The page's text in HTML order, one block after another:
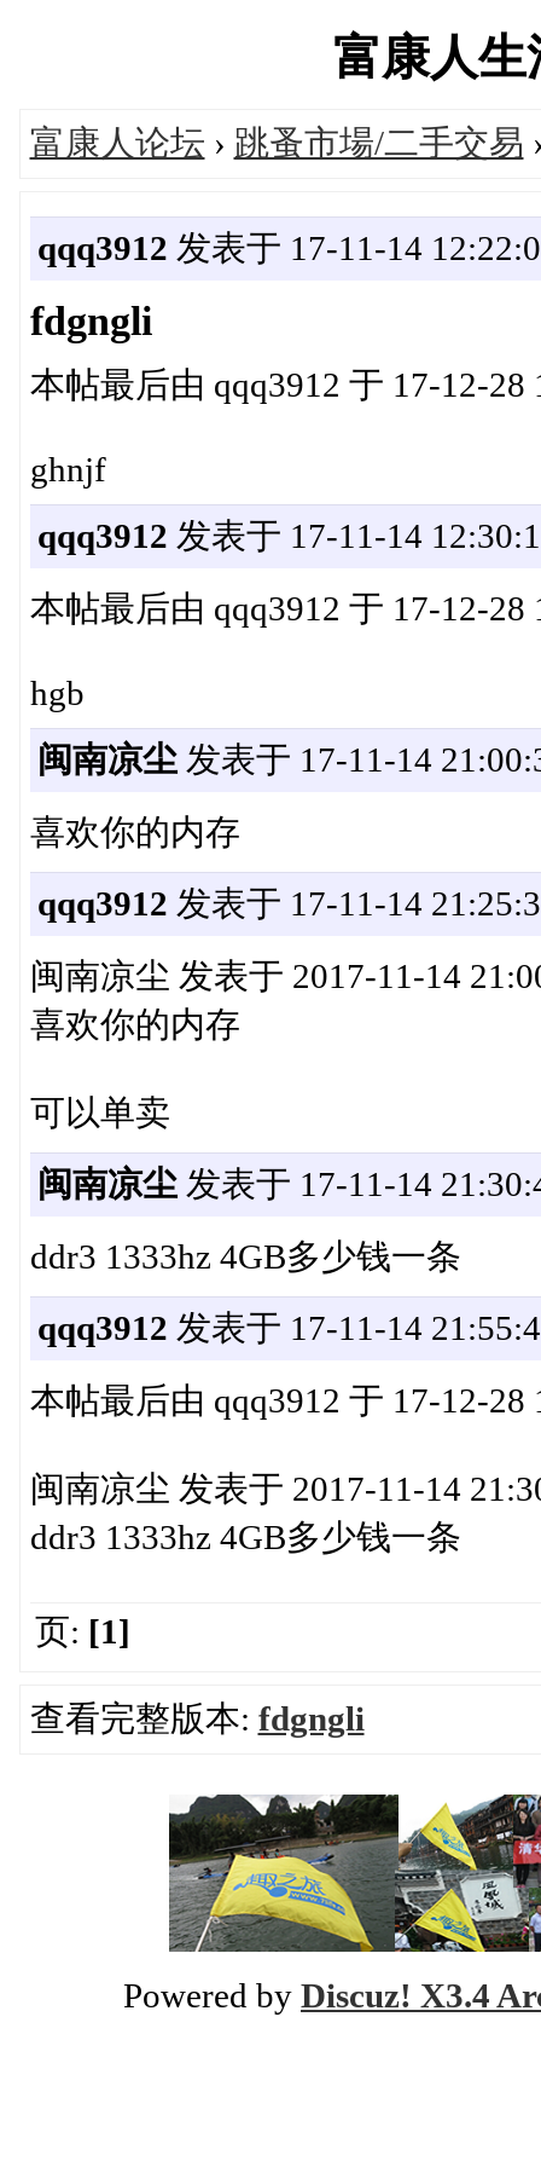
富康人
富康人论坛 › 跳蚤市場/二手交易
qqq3912 发表于 17-11-14
fdgngli
本帖最后由 qqq3912 于 17-12-28
ghnjf
qqq3912 发表于 17-11-14
本帖最后由 qqq3912 于 17-12-28
hgb
闽南凉尘发表于 17-11-14
喜欢你的内存
qqq3912 发表于 17-11-14
闽南凉尘 发表于 2017-11-14
喜欢你的内存
可以单卖
闽南凉尘发表于 17-11-14
ddr3 1333hz 4GB多少钱一条
qqq3912 发表于 17-11-14
本帖最后由 qqq3912 于 17-12-28
闽南凉尘 发表于 2017-11-14
ddr3 1333hz 4GB多少钱一条
页: [1]
查看完整版本: fdgngli
Powered by Discuz! X3.4